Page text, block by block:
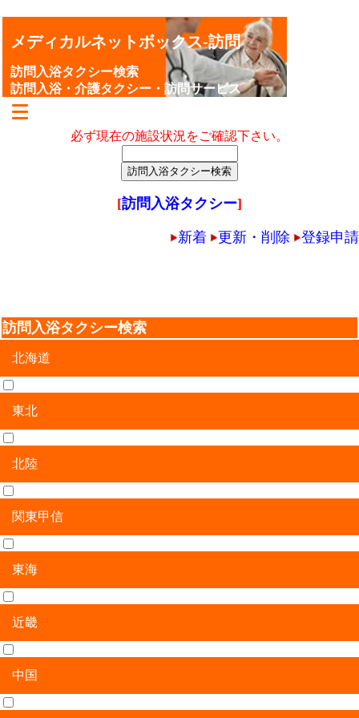
メディカルネットボックス-訪問
訪問入浴タクシー検索
訪問入浴・介護タクシー・訪問サービス
必ず現在の施設状況をご確認下さい。
[訪問入浴タクシー]
新着 更新・削除 登録申請
訪問入浴タクシー検索
北海道
北海道
東北
青森県
岩手県
宮城県
秋田県
山形県
福島県
北陸
新潟県
富山県
石川県
福井県
関東甲信
茨城県
栃木県
群馬県
埼玉県
千葉県
東京都
神奈川県
山梨県
長野県
東海
岐阜県
静岡県
愛知県
三重県
近畿
滋賀県
京都府
大阪府
兵庫県
奈良県
和歌山県
中国